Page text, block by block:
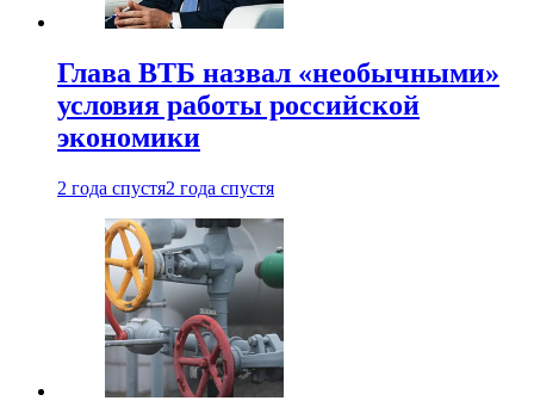
Глава ВТБ назвал «необычными»
условия работы российской
экономики
2 года спустя2 года спустя